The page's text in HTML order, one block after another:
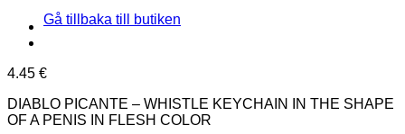
Gå tillbaka till butiken
4.45 €
DIABLO PICANTE – WHISTLE KEYCHAIN IN THE SHAPE
OF A PENIS IN FLESH COLOR